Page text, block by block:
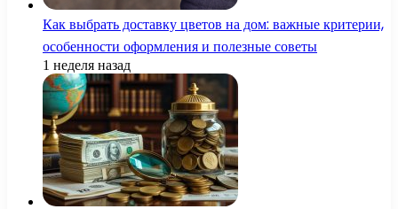
Как выбрать доставку цветов на дом: важные критерии,
особенности оформления и полезные советы
1 неделя назад